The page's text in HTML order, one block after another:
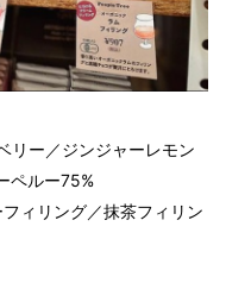
リー／ジンジャーレモン
ペルー75%
ィリング／抹茶フィリン